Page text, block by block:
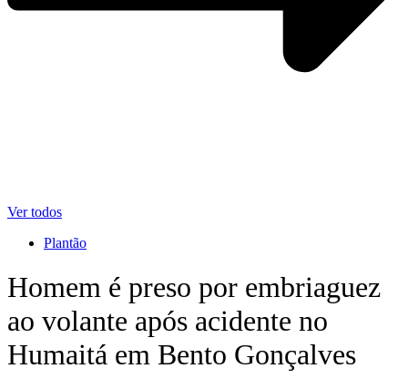
Ver todos
Plantão
Homem é preso por embriaguez
ao volante após acidente no
Humaitá em Bento Gonçalves